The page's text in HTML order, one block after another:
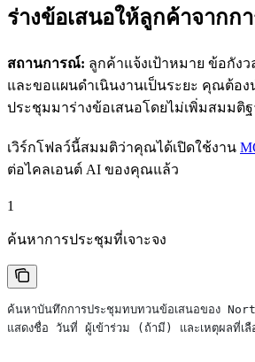
ร่างข้อเสนอให้ลูกค้าจากก
สถานการณ์: ลูกค้าแจ้งเป้าหมาย ข้อกัง
และขอแผนดำเนินงานเป็นระยะ คุณต้อ
ประชุมมาร่างข้อเสนอโดยไม่เพิ่มสมมติ
เวิร์กโฟลว์นี้สมมติว่าคุณได้เปิดใช้งาน
ต่อไคลเอนต์ AI ของคุณแล้ว
1
ค้นหาการประชุมที่เจาะจง
ค้นหาบันทึกการประชุมทบทวนข้อเสนอของ
แสดงชื่อ วันที่ ผู้เข้าร่วม (ถ้ามี) และเหตุผลที่เ